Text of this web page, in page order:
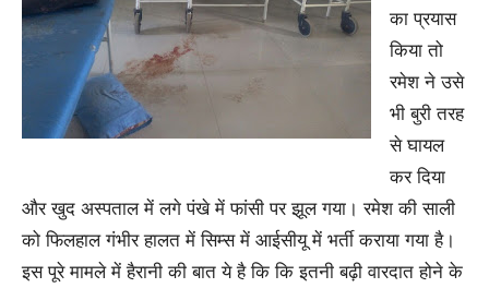
का प्रयास
किया तो
रमेश ने उसे
भी बुरी तरह
से घायल
कर दिया
और खुद अस्पताल में लगे पंखे में फांसी पर झूल गया। रमेश की साली
को फिलहाल गंभीर हालत में सिम्स में आईसीयू में भर्ती कराया गया है।
इस पूरे मामले में हैरानी की बात ये है कि कि इतनी बढ़ी वारदात होने के